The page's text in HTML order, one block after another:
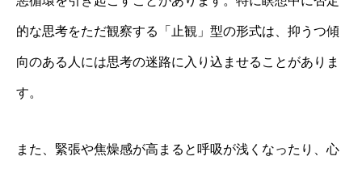
的な思考をただ観察する「止観」型の形式は、抑うつ傾
向のある人には思考の迷路に入り込ませることがありま
す。
また、緊張や焦燥感が高まると呼吸が浅くなったり、心